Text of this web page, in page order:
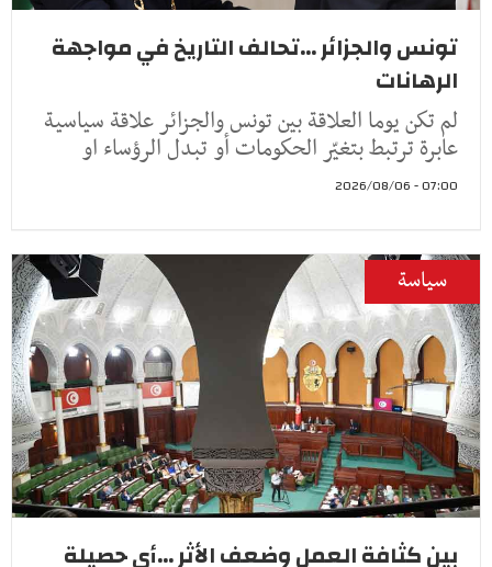
تونس والجزائر ...تحالف التاريخ في مواجهة
الرهانات
لم تكن يوما العلاقة بين تونس والجزائر علاقة سياسية
عابرة ترتبط بتغيّر الحكومات أو تبدل الرؤساء او
07:00 - 2026/08/06
سياسة
بين كثافة العمل وضعف الأثر ...أي حصيلة